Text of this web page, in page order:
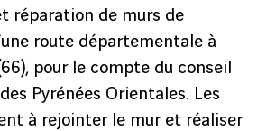
réparation de murs de
route départementale à
pour le compte du conseil
Pyrénées Orientales. Les
à rejointer le mur et réaliser